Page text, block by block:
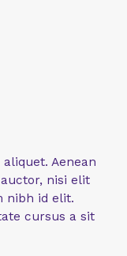
Aenean
nisi elit
nibh id elit.
cursus a sit